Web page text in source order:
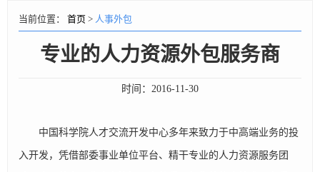
当前位置： 首页 > 人事外包
专业的人力资源外包服务商
时间： 2016-11-30
中国科学院人才交流开发中心多年来致力于中高端业务的投
入开发，凭借部委事业单位平台、精干专业的人力资源服务团